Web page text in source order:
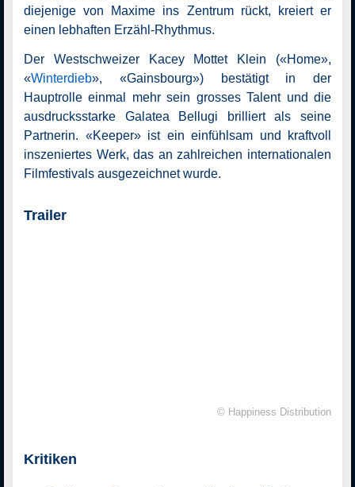
diejenige von Maxime ins Zentrum rückt, kreiert er
einen lebhaften Erzähl-Rhythmus.
Der Westschweizer Kacey Mottet Klein («Home»,
«Winterdieb», «Gainsbourg») bestätigt in der
Hauptrolle einmal mehr sein grosses Talent und die
ausdrucksstarke Galatea Bellugi brilliert als seine
Partnerin. «Keeper» ist ein einfühlsam und kraftvoll
inszeniertes Werk, das an zahlreichen internationalen
Filmfestivals ausgezeichnet wurde.
Trailer
© Happiness Distribution
Kritiken